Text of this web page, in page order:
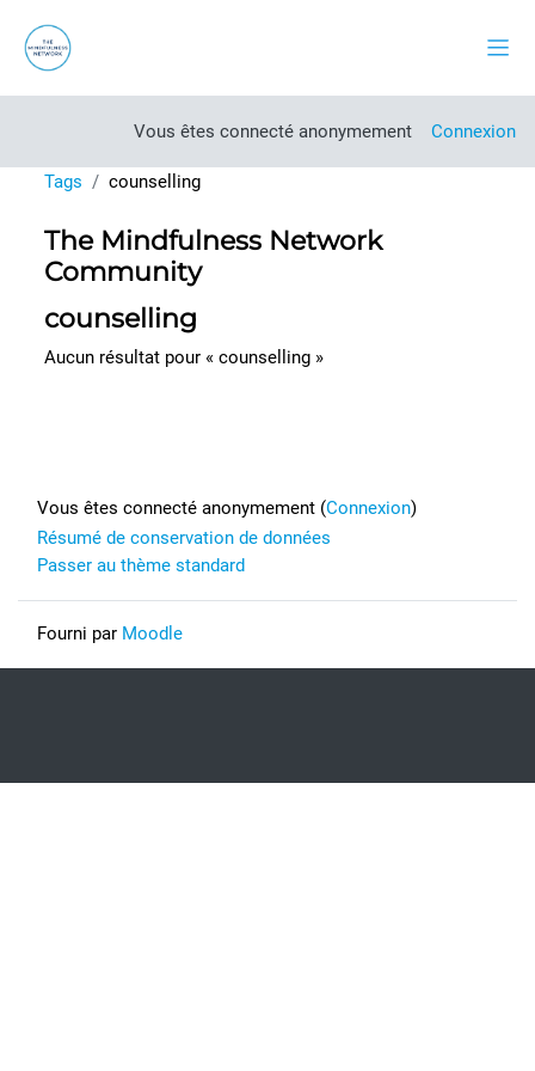
Vous êtes connecté anonymement Connexion
Tags counselling
The Mindfulness Network
Community
counselling
Aucun résultat pour « counselling »
Vous êtes connecté anonymement (Connexion)
Résumé de conservation de données
Passer au thème standard
Fourni par Moodle